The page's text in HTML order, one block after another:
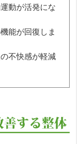
動が活発にな
能が回復しま
不快感が軽減